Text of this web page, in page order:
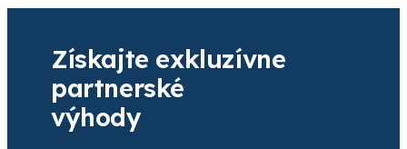
LightPRO Touch 100
Skladom
Pre zobrazenie ceny
sa prihláste alebo
registrujte
Získajte exkluzívne
partnerské
výhody